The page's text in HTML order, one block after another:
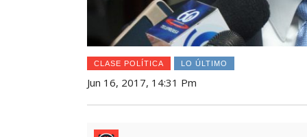
CLASE POLÍTICA LO ÚLTIMO
Jun 16, 2017, 14:31 Pm